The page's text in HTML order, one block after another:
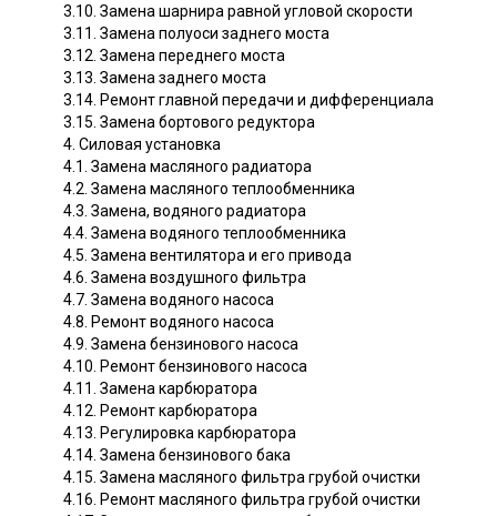
3.10. Замена шарнира равной угловой скорости
3.11. Замена полуоси заднего моста
3.12. Замена переднего моста
3.13. Замена заднего моста
3.14. Ремонт главной передачи и дифференциала
3.15. Замена бортового редуктора
4. Силовая установка
4.1. Замена масляного радиатора
4.2. Замена масляного теплообменника
4.3. Замена, водяного радиатора
4.4. Замена водяного теплообменника
4.5. Замена вентилятора и его привода
4.6. Замена воздушного фильтра
4.7. Замена водяного насоса
4.8. Ремонт водяного насоса
4.9. Замена бензинового насоса
4.10. Ремонт бензинового насоса
4.11. Замена карбюратора
4.12. Ремонт карбюратора
4.13. Регулировка карбюратора
4.14. Замена бензинового бака
4.15. Замена масляного фильтра грубой очистки
4.16. Ремонт масляного фильтра грубой очистки